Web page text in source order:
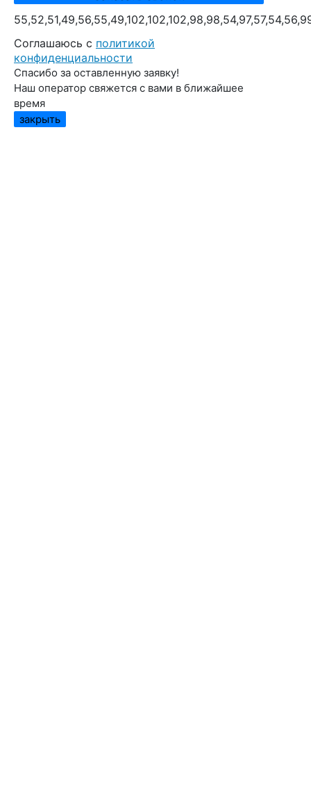
Cоглашаюсь с политикой
конфиденциальности
Спасибо за оставленную заявку!
Наш оператор свяжется с вами в ближайшее
время
закрыть